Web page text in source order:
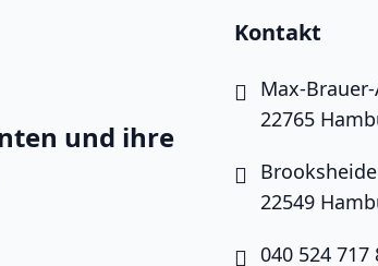
und ihre
Kontakt
Max-
22765
22549
040 524 717